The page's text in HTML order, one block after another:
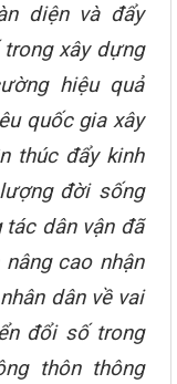
diện và đẩy
xây dựng
hiệu quả
quốc gia xây
thúc đẩy kinh
đời sống
dân vận đã
cao nhận
dân về vai
đổi số trong
thôn thông